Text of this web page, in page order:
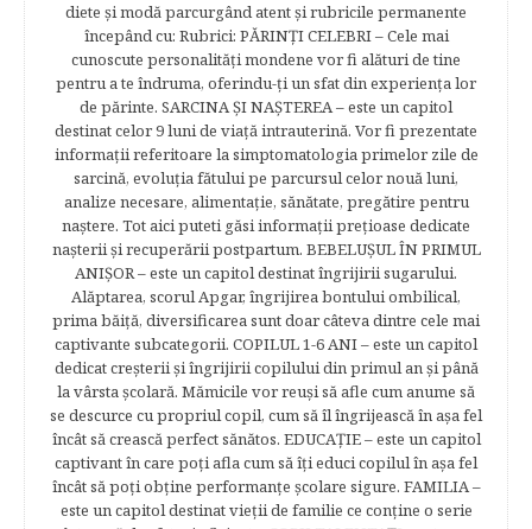
diete şi modă parcurgând atent şi rubricile permanente
începând cu: Rubrici: PĂRINŢI CELEBRI – Cele mai
cunoscute personalităţi mondene vor fi alături de tine
pentru a te îndruma, oferindu-ţi un sfat din experienţa lor
de părinte. SARCINA ŞI NAŞTEREA – este un capitol
destinat celor 9 luni de viaţă intrauterină. Vor fi prezentate
informaţii referitoare la simptomatologia primelor zile de
sarcină, evoluţia fătului pe parcursul celor nouă luni,
analize necesare, alimentaţie, sănătate, pregătire pentru
naştere. Tot aici puteti găsi informaţii preţioase dedicate
naşterii şi recuperării postpartum. BEBELUŞUL ÎN PRIMUL
ANIŞOR – este un capitol destinat îngrijirii sugarului.
Alăptarea, scorul Apgar, îngrijirea bontului ombilical,
prima băiţă, diversificarea sunt doar câteva dintre cele mai
captivante subcategorii. COPILUL 1-6 ANI – este un capitol
dedicat creşterii şi îngrijirii copilului din primul an şi până
la vârsta şcolară. Mămicile vor reuşi să afle cum anume să
se descurce cu propriul copil, cum să îl îngrijească în aşa fel
încât să crească perfect sănătos. EDUCAŢIE – este un capitol
captivant în care poţi afla cum să îţi educi copilul în aşa fel
încât să poţi obţine performanţe şcolare sigure. FAMILIA –
este un capitol destinat vieţii de familie ce conţine o serie